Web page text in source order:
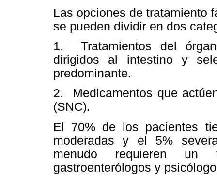
Las opciones de tratamiento
se pueden dividir en dos
1. Tratamientos del
dirigidos al intestino y
predominante.
2. Medicamentos que
(SNC).
El 70% de los pacientes
moderadas y el 5%
menudo requieren un
gastroenterólogos y